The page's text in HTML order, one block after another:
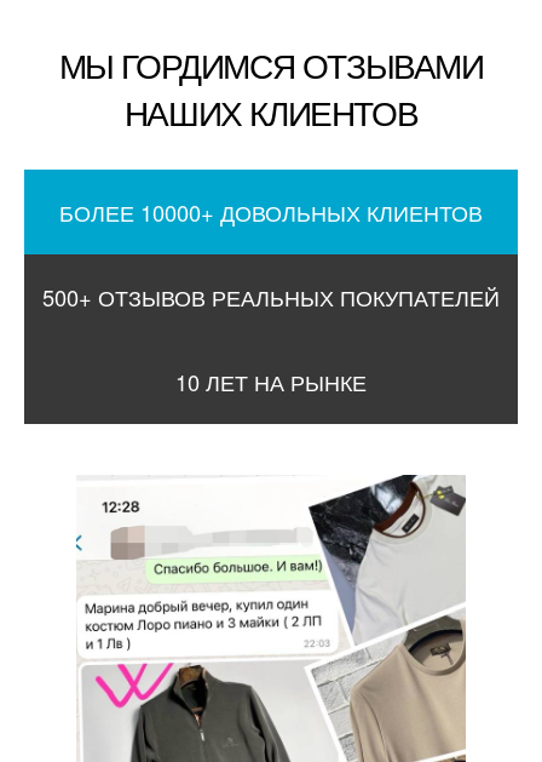
МЫ ГОРДИМСЯ ОТЗЫВАМИ
НАШИХ КЛИЕНТОВ
БОЛЕЕ 10000+ ДОВОЛЬНЫХ КЛИЕНТОВ
500+ ОТЗЫВОВ РЕАЛЬНЫХ ПОКУПАТЕЛЕЙ
10 ЛЕТ НА РЫНКЕ